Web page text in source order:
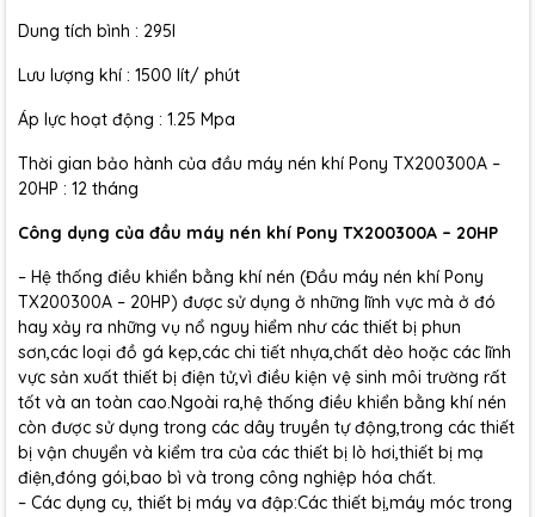
Dung tích bình : 295l
Lưu lượng khí : 1500 lít/ phút
Áp lực hoạt động : 1.25 Mpa
Thời gian bảo hành của đầu máy nén khí Pony TX200300A –
20HP : 12 tháng
Công dụng của đầu máy nén khí Pony TX200300A – 20HP
– Hệ thống điều khiển bằng khí nén (Đầu máy nén khí Pony
TX200300A – 20HP) được sử dụng ở những lĩnh vực mà ở đó
hay xảy ra những vụ nổ nguy hiểm như các thiết bị phun
sơn,các loại đồ gá kẹp,các chi tiết nhựa,chất dẻo hoặc các lĩnh
vực sản xuất thiết bị điện tử,vì điều kiện vệ sinh môi trường rất
tốt và an toàn cao.Ngoài ra,hệ thống điều khiển bằng khí nén
còn được sử dụng trong các dây truyền tự động,trong các thiết
bị vận chuyển và kiểm tra của các thiết bị lò hơi,thiết bị mạ
điện,đóng gói,bao bì và trong công nghiệp hóa chất.
– Các dụng cụ, thiết bị máy va đập:Các thiết bị,máy móc trong